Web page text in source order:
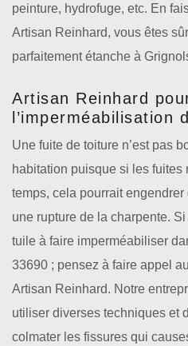
peinture, hydrofuge, etc. En
Artisan Reinhard, vous êtes
parfaitement étanche à
Artisan Reinhard
l’imperméabilisation
Une fuite de toiture n’est pas
habitation puisque si les fuites
temps, cela pourrait engendrer
une rupture de la charpente.
tuile à faire imperméabiliser
33690 ; pensez à faire appel
Artisan Reinhard. Notre
utiliser diverses techniques et
colmater les fissures qui